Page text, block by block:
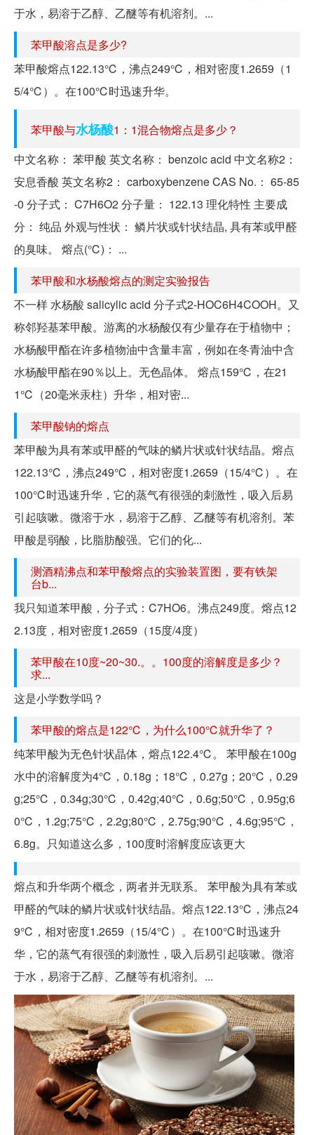
于水，易溶于乙醇、乙醚等有机溶剂。...
苯甲酸溶点是多少?
苯甲酸熔点122.13℃，沸点249℃，相对密度1.2659（1
5/4℃）。在100℃时迅速升华。
苯甲酸与水杨酸1：1混合物熔点是多少？
中文名称： 苯甲酸 英文名称： benzoic acid 中文名称2：
安息香酸 英文名称2： carboxybenzene CAS No.： 65-85
-0 分子式： C7H6O2 分子量： 122.13 理化特性 主要成
分： 纯品 外观与性状： 鳞片状或针状结晶, 具有苯或甲醛
的臭味。 熔点(℃)： ...
苯甲酸和水杨酸熔点的测定实验报告
不一样 水杨酸 salicylic acid 分子式2-HOC6H4COOH。又
称邻羟基苯甲酸。游离的水杨酸仅有少量存在于植物中；
水杨酸甲酯在许多植物油中含量丰富，例如在冬青油中含
水杨酸甲酯在90％以上。无色晶体。 熔点159℃，在21
1℃（20毫米汞柱）升华，相对密...
苯甲酸钠的熔点
苯甲酸为具有苯或甲醛的气味的鳞片状或针状结晶。熔点
122.13℃，沸点249℃，相对密度1.2659（15/4℃）。在
100℃时迅速升华，它的蒸气有很强的刺激性，吸入后易
引起咳嗽。微溶于水，易溶于乙醇、乙醚等有机溶剂。苯
甲酸是弱酸，比脂肪酸强。它们的化...
测酒精沸点和苯甲酸熔点的实验装置图，要有铁架
台b...
我只知道苯甲酸，分子式：C7HO6。沸点249度。熔点12
2.13度，相对密度1.2659（15度/4度）
苯甲酸在10度~20~30.。。100度的溶解度是多少？
求...
这是小学数学吗？
苯甲酸的熔点是122℃，为什么100℃就升华了？
纯苯甲酸为无色针状晶体，熔点122.4℃。 苯甲酸在100g
水中的溶解度为4℃，0.18g；18℃，0.27g；20℃，0.29
g;25℃，0.34g;30℃，0.42g;40℃，0.6g;50℃，0.95g;6
0℃，1.2g;75℃，2.2g;80℃，2.75g;90℃，4.6g;95℃，
6.8g。只知道这么多，100度时溶解度应该更大
熔点和升华两个概念，两者并无联系。 苯甲酸为具有苯或
甲醛的气味的鳞片状或针状结晶。熔点122.13℃，沸点24
9℃，相对密度1.2659（15/4℃）。在100℃时迅速升
华，它的蒸气有很强的刺激性，吸入后易引起咳嗽。微溶
于水，易溶于乙醇、乙醚等有机溶剂。...